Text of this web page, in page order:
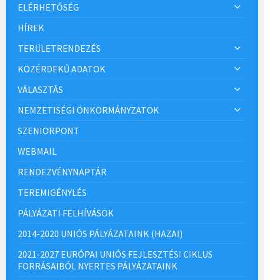
ELÉRHETŐSÉG
HÍREK
TERÜLETRENDEZÉS
KÖZÉRDEKŰ ADATOK
VÁLASZTÁS
NEMZETISÉGI ÖNKORMÁNYZATOK
SZENIORPONT
WEBMAIL
RENDEZVÉNYNAPTÁR
TEREMIGÉNYLÉS
PÁLYÁZATI FELHÍVÁSOK
2014-2020 UNIÓS PÁLYÁZATAINK (HAZAI)
2021-2027 EURÓPAI UNIÓS FEJLESZTÉSI CIKLUS
FORRÁSAIBÓL NYERTES PÁLYÁZATAINK